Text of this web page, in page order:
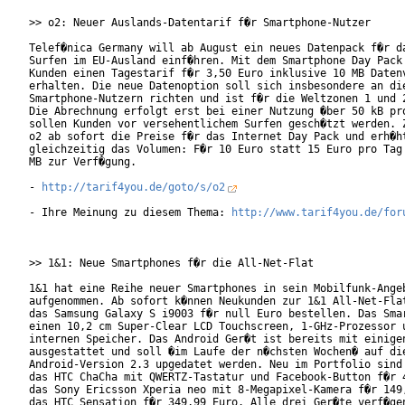
>> o2: Neuer Auslands-Datentarif f�r Smartphone-Nutzer
Telef�nica Germany will ab August ein neues Datenpack f�r
Surfen im EU-Ausland einf�hren. Mit dem Smartphone Day
Kunden einen Tagestarif f�r 3,50 Euro inklusive 10 MB
erhalten. Die neue Datenoption soll sich insbesondere an
Smartphone-Nutzern richten und ist f�r die Weltzonen 1 und
Die Abrechnung erfolgt erst bei einer Nutzung �ber 50 kB
sollen Kunden vor versehentlichem Surfen gesch�tzt werden.
o2 ab sofort die Preise f�r das Internet Day Pack und
gleichzeitig das Volumen: F�r 10 Euro statt 15 Euro pro Tag
MB zur Verf�gung.
-
http://tarif4you.de/goto/s/o2
- Ihre Meinung zu diesem Thema:
http://www.tarif4you.de/
>> 1&1: Neue Smartphones f�r die All-Net-Flat
1&1 hat eine Reihe neuer Smartphones in sein Mobilfunk-
aufgenommen. Ab sofort k�nnen Neukunden zur 1&1 All-Net-
das Samsung Galaxy S i9003 f�r null Euro bestellen. Das
einen 10,2 cm Super-Clear LCD Touchscreen, 1-GHz-Prozessor
internen Speicher. Das Android Ger�t ist bereits mit einigen
ausgestattet und soll �im Laufe der n�chsten Wochen� auf
Android-Version 2.3 upgedatet werden. Neu im Portfolio sind
das HTC ChaCha mit QWERTZ-Tastatur und Facebook-Button
das Sony Ericsson Xperia neo mit 8-Megapixel-Kamera f�r
das HTC Sensation f�r 349,99 Euro. Alle drei Ger�te